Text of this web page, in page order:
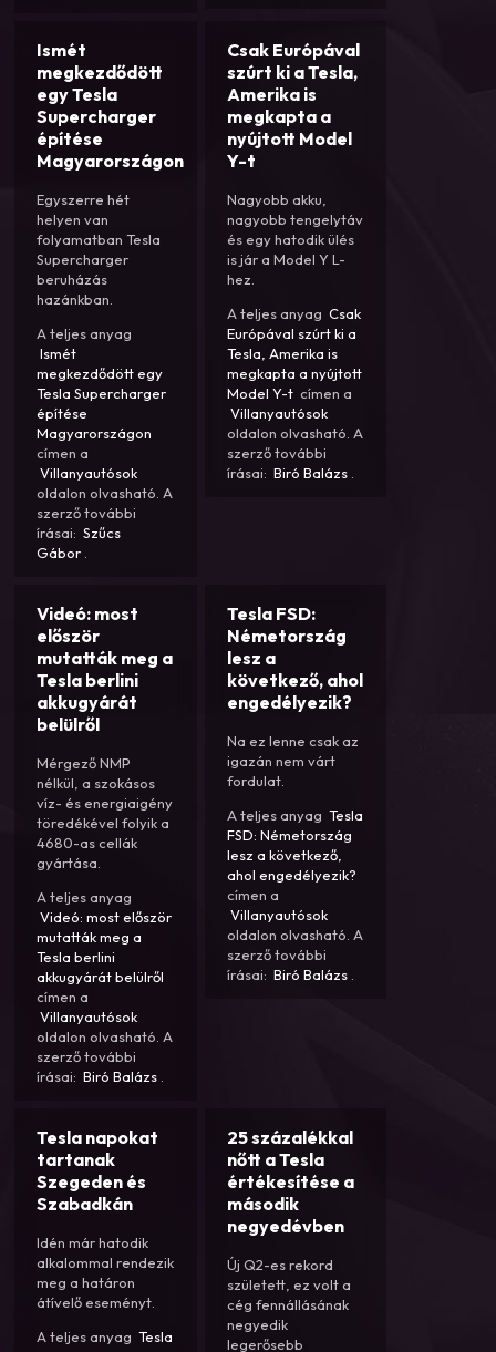
Ismét
megkezdődött
egy Tesla
Supercharger
építése
Magyarországon
Egyszerre hét
helyen van
folyamatban Tesla
Supercharger
beruházás
hazánkban.
A teljes anyag
Ismét
megkezdődött egy
Tesla Supercharger
építése
Magyarországon
címen a
Villanyautósok
oldalon olvasható. A
szerző további
írásai: Szűcs
Gábor .
Csak Európával
szúrt ki a Tesla,
Amerika is
megkapta a
nyújtott Model
Y-t
Nagyobb akku,
nagyobb tengelytáv
és egy hatodik ülés
is jár a Model Y L-
hez.
A teljes anyag Csak
Európával szúrt ki a
Tesla, Amerika is
megkapta a nyújtott
Model Y-t címen a
Villanyautósok
oldalon olvasható. A
szerző további
írásai: Biró Balázs .
Videó: most
először
mutatták meg a
Tesla berlini
akkugyárát
belülről
Mérgező NMP
nélkül, a szokásos
víz- és energiaigény
töredékével folyik a
4680-as cellák
gyártása.
A teljes anyag
Videó: most először
mutatták meg a
Tesla berlini
akkugyárát belülről
címen a
Villanyautósok
oldalon olvasható. A
szerző további
írásai: Biró Balázs
Tesla FSD:
Németország
lesz a
következő, ahol
engedélyezik?
Na ez lenne csak az
igazán nem várt
fordulat.
A teljes anyag Tesla
FSD: Németország
lesz a következő,
ahol engedélyezik?
címen a
Villanyautósok
oldalon olvasható. A
szerző további
írásai: Biró Balázs
Tesla napokat
tartanak
Szegeden és
Szabadkán
Idén már hatodik
alkalommal rendezik
meg a határon
átívelő eseményt.
A teljes anyag Tesla
25 százalékkal
nőtt a Tesla
értékesítése a
második
negyedévben
Új Q2-es rekord
született, ez volt a
cég fennállásának
negyedik
legerősebb